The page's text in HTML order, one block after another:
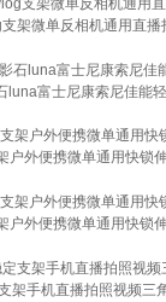
架微单反相机通用直播
富士尼康索尼佳能
外便携微单通用快锁
外便携微单通用快锁
手机直播拍照视频三